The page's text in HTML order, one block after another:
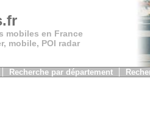
mobiles en France
mobile, POI radar
Recherche par département